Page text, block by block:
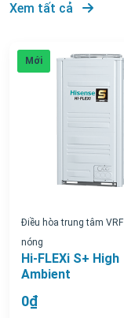
Xem tất cả
Mới
Điều hòa trung tâm VRF
nóng
Hi-FLEXi S+ High
Ambient
0₫